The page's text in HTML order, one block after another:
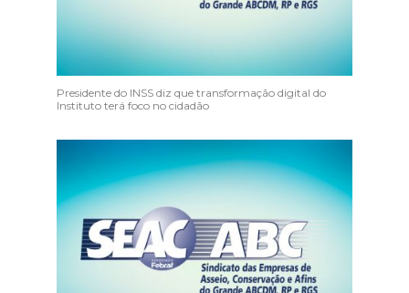
Presidente do INSS diz que transformação digital do
Instituto terá foco no cidadão